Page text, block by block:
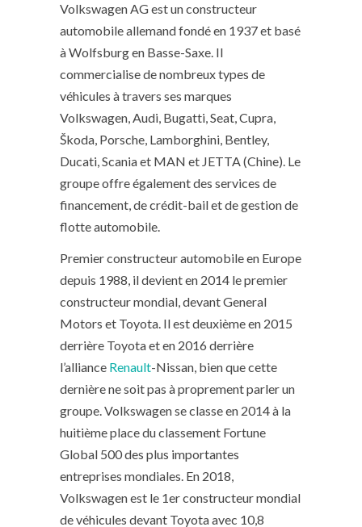
Volkswagen AG est un constructeur
automobile allemand fondé en 1937 et basé
à Wolfsburg en Basse-Saxe. Il
commercialise de nombreux types de
véhicules à travers ses marques
Volkswagen, Audi, Bugatti, Seat, Cupra,
Škoda, Porsche, Lamborghini, Bentley,
Ducati, Scania et MAN et JETTA (Chine). Le
groupe offre également des services de
financement, de crédit-bail et de gestion de
flotte automobile.
Premier constructeur automobile en Europe
depuis 1988, il devient en 2014 le premier
constructeur mondial, devant General
Motors et Toyota. Il est deuxième en 2015
derrière Toyota et en 2016 derrière
l’alliance Renault-Nissan, bien que cette
dernière ne soit pas à proprement parler un
groupe. Volkswagen se classe en 2014 à la
huitième place du classement Fortune
Global 500 des plus importantes
entreprises mondiales. En 2018,
Volkswagen est le 1er constructeur mondial
de véhicules devant Toyota avec 10,8